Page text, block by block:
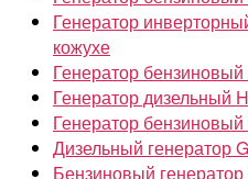
Генератор
кожухе
Генератор
Генератор дизельный
Генератор
Дизельный генератор
Бензиновый